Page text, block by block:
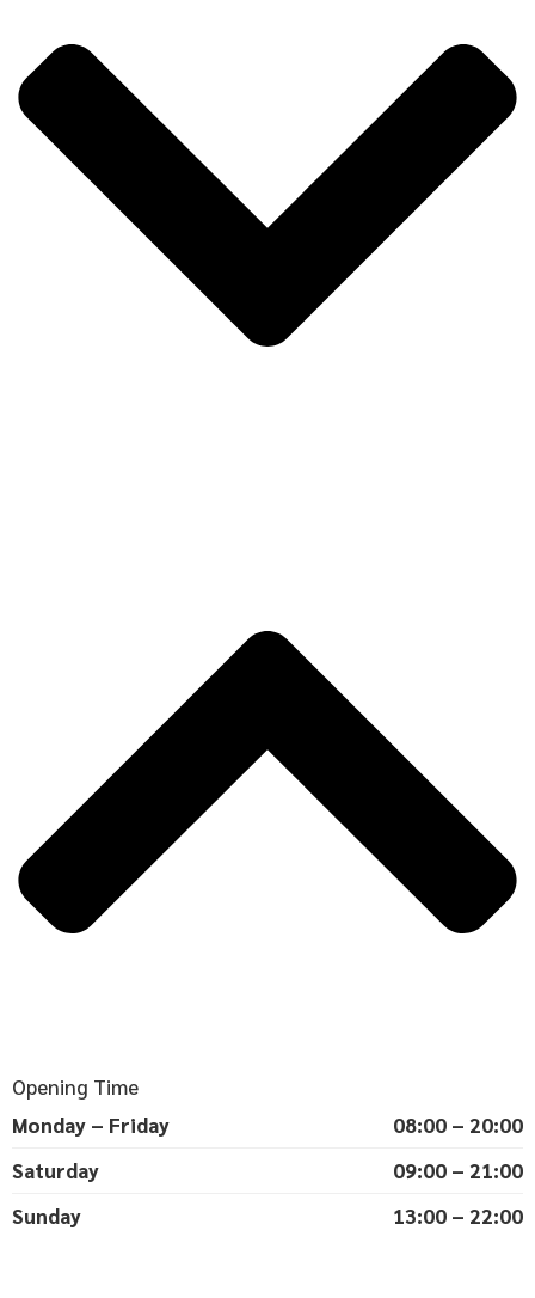
Opening Time
Monday – Friday
08:00 – 20:00
Saturday
09:00 – 21:00
Sunday
13:00 – 22:00